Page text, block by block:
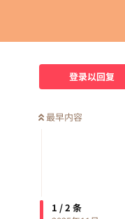
登录以回复
最早内容
1 /2 条